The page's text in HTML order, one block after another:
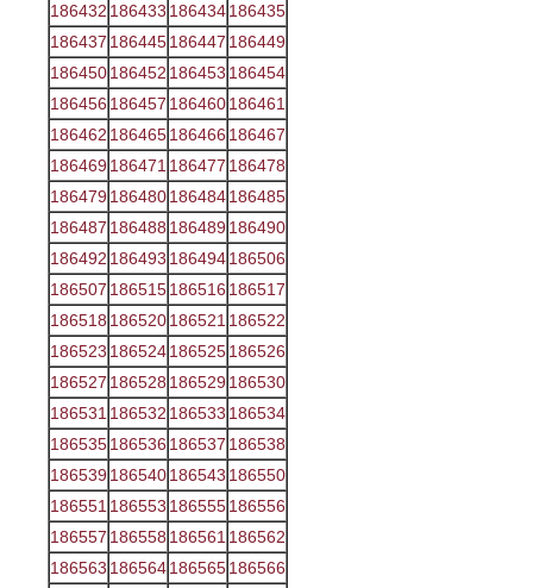
186432 186433 186434186435
186437 186445186447 186449
186450186452 186453 186454
186456 186457 186460186461
186462 186465186466 186467
186469186471 186477 186478
186479186480186484186485
186487 186488 186489186490
186492 186493 186494186506
186507 186515186516 186517
186518 186520186521 186522
186523 186524186525186526
186527 186528 186529186530
186531 186532 186533 186534
186535186536 186537 186538
186539186540186543 186550
186551 186553 186555186556
186557 186558 186561 186562
186563 186564186565186566